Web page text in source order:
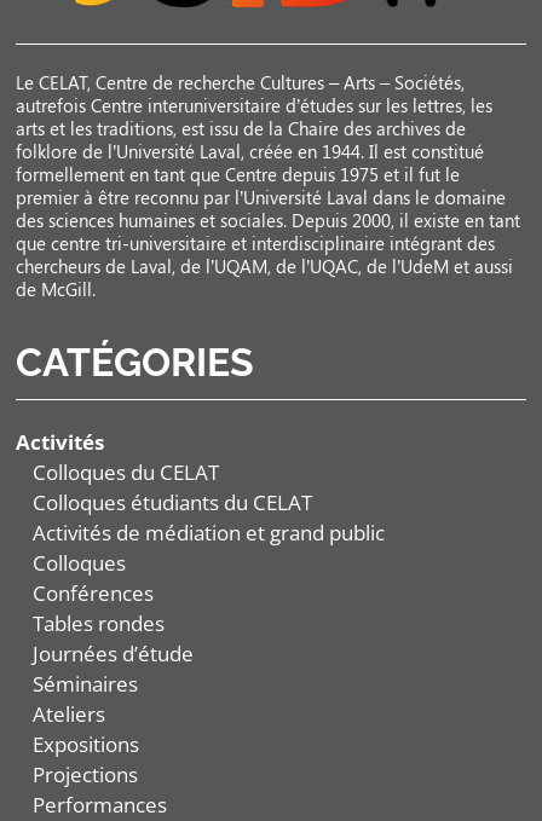
Le CELAT, Centre de recherche Cultures – Arts – Sociétés,
autrefois Centre interuniversitaire d’études sur les lettres, les
arts et les traditions, est issu de la Chaire des archives de
folklore de l’Université Laval, créée en 1944. Il est constitué
formellement en tant que Centre depuis 1975 et il fut le
premier à être reconnu par l’Université Laval dans le domaine
des sciences humaines et sociales. Depuis 2000, il existe en tant
que centre tri-universitaire et interdisciplinaire intégrant des
chercheurs de Laval, de l’UQAM, de l’UQAC, de l’UdeM et aussi
de McGill.
CATÉGORIES
Activités
Colloques du CELAT
Colloques étudiants du CELAT
Activités de médiation et grand public
Colloques
Conférences
Tables rondes
Journées d’étude
Séminaires
Ateliers
Expositions
Projections
Performances